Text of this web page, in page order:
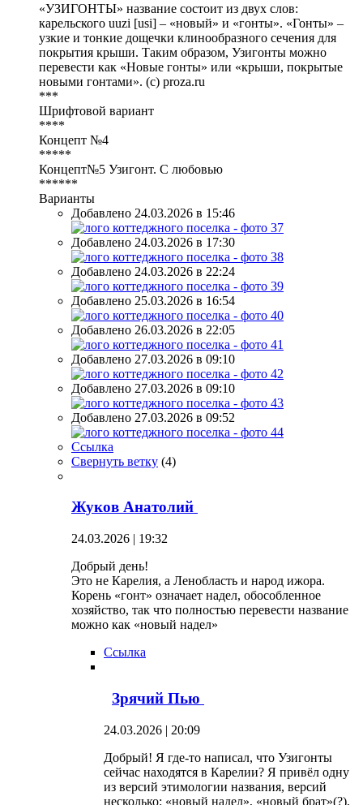
«УЗИГОНТЫ» название состоит из двух слов:
карельского uuzi [usi] – «новый» и «гонты». «Гонты» –
узкие и тонкие дощечки клинообразного сечения для
покрытия крыши. Таким образом, Узигонты можно
перевести как «Новые гонты» или «крыши, покрытые
новыми гонтами». (с) proza.ru
***
Шрифтовой вариант
****
Концепт №4
*****
Концепт№5 Узигонт. С любовью
******
Варианты
Добавлено 24.03.2026 в 15:46
Добавлено 24.03.2026 в 17:30
Добавлено 24.03.2026 в 22:24
Добавлено 25.03.2026 в 16:54
Добавлено 26.03.2026 в 22:05
Добавлено 27.03.2026 в 09:10
Добавлено 27.03.2026 в 09:10
Добавлено 27.03.2026 в 09:52
Ссылка
Свернуть ветку (4)
Жуков Анатолий
24.03.2026 | 19:32
Добрый день!
Это не Карелия, а Ленобласть и народ ижора.
Корень «гонт» означает надел, обособленное
хозяйство, так что полностью перевести название
можно как «новый надел»
Ссылка
Зрячий Пью
24.03.2026 | 20:09
Добрый! Я где-то написал, что Узигонты
сейчас находятся в Карелии? Я привёл одну
из версий этимологии названия, версий
несколько: «новый надел», «новый брат»(?),